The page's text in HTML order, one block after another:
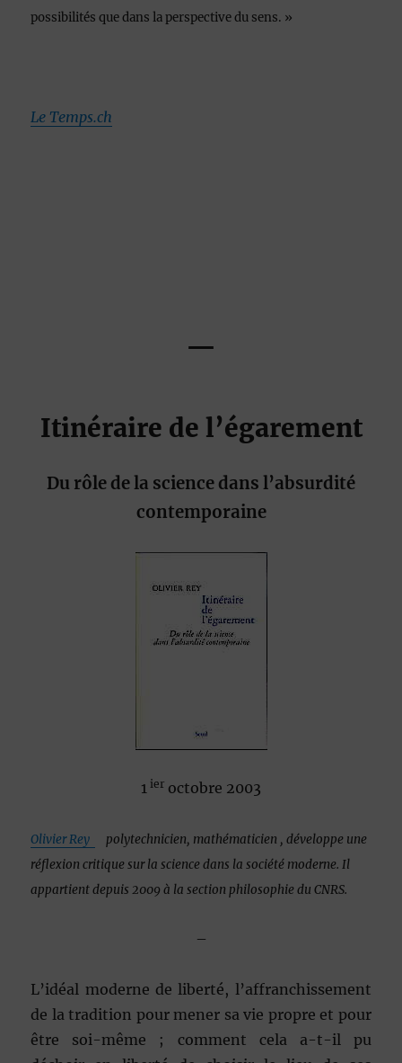
possibilités que dans la perspective du sens. »
Le Temps.ch
—
Itinéraire de l’égarement
Du rôle de la science dans l’absurdité
contemporaine
1 ier octobre 2003
Olivier Rey
polytechnicien, mathématicien , développe une
réflexion critique sur la science dans la société moderne. Il
appartient depuis 2009 à la section philosophie du CNRS.
–
L’idéal moderne de liberté, l’affranchissement
de la tradition pour mener sa vie propre et pour
être soi-même ; comment cela a-t-il pu